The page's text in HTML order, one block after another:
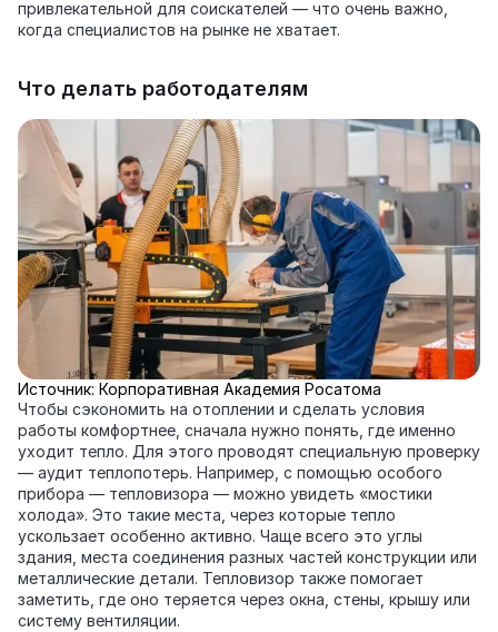
привлекательной для соискателей — что очень важно,
когда специалистов на рынке не хватает.
Что делать работодателям
Источник: Корпоративная Академия Росатома
Чтобы сэкономить на отоплении и сделать условия
работы комфортнее, сначала нужно понять, где именно
уходит тепло. Для этого проводят специальную проверку
— аудит теплопотерь. Например, с помощью особого
прибора — тепловизора — можно увидеть «мостики
холода». Это такие места, через которые тепло
ускользает особенно активно. Чаще всего это углы
здания, места соединения разных частей конструкции или
металлические детали. Тепловизор также помогает
заметить, где оно теряется через окна, стены, крышу или
систему вентиляции.